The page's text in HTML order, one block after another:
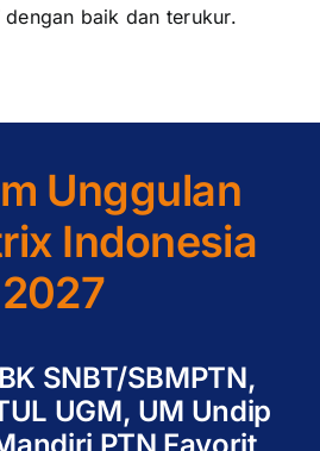
dengan baik dan terukur.
Unggulan
Indonesia
2027
SNBT/SBMPTN,
UGM, UM Undip